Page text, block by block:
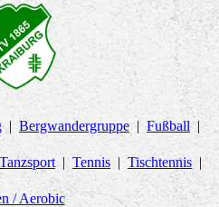
Bergwandergruppe Fußball
Tanzsport Tennis Tischtennis
/ Aerobic